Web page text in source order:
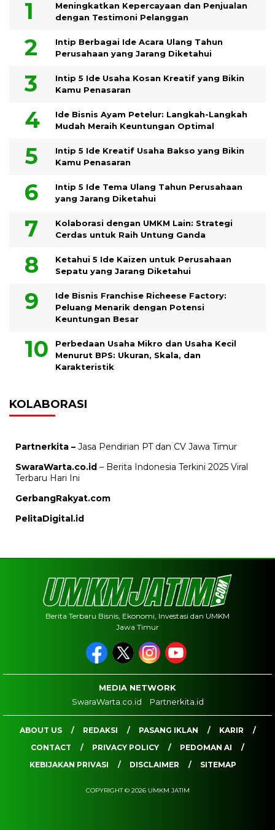
Meningkatkan Kepercayaan dan Penjualan
dengan Testimoni Pelanggan
Intip Berbagai Ide Acara Ulang Tahun
Perusahaan yang Jarang Diketahui
Intip 5 Ide Usaha Kosan Kreatif yang Bikin
Kamu Penasaran
Ide Bisnis Ayam Petelur: Langkah-Langkah
Mudah Meraih Keuntungan Optimal
Intip 5 Ide Kreatif Usaha Bakso yang Bikin
Kamu Penasaran
Intip 5 Ide Tema Ulang Tahun Perusahaan
yang Jarang Diketahui
Kolaborasi dengan UMKM Lain: Strategi
Cerdas untuk Raih Untung Ganda
Ketahui 5 Ide Kaizen untuk Perusahaan
Sepatu yang Jarang Diketahui
Ide Bisnis Franchise Richeese Factory:
Peluang Menarik dengan Potensi
Keuntungan Besar
Perbedaan Usaha Mikro dan Usaha Kecil
Menurut BPS: Ukuran, Skala, dan
Karakteristik
KOLABORASI
Partnerkita – Jasa Pendirian PT dan CV Jawa Timur
SwaraWarta.co.id – Berita Indonesia Terkini 2025 Viral
Terbaru Hari Ini
GerbangRakyat.com
PelitaDigital.id
Berita Terbaru Bisnis, Ekonomi, Investasi dan UMKM
Jawa Timur
MEDIA NETWORK
SwaraWarta.co.id
Partnerkita.id
ABOUT US REDAKSI PASANG IKLAN
KARIR
CONTACT
PRIVACY POLICY
PEDOMAN AI
KEBIJAKAN PRIVASI
DISCLAIMER SITEMAP
COPYRIGHT © 2026 UMKM JATIM